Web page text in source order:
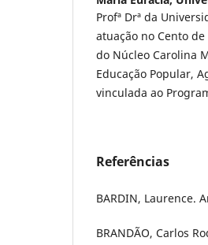
Profª Drª da
atuação no Cento
do Núcleo Carolina
Educação Popular,
vinculada ao
Referências
BARDIN, Laurence.
BRANDÃO, Carlos